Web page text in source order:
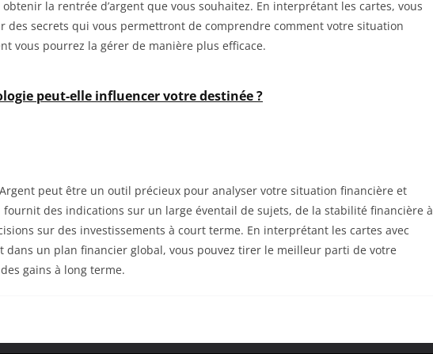
la rentrée d’argent que vous souhaitez. En interprétant les cartes, vous
des secrets qui vous permettront de comprendre comment votre situation
vous pourrez la gérer de manière plus efficace.
peut-elle influencer votre destinée ?
peut être un outil précieux pour analyser votre situation financière et
des indications sur un large éventail de sujets, de la stabilité financière à
sur des investissements à court terme. En interprétant les cartes avec
dans un plan financier global, vous pouvez tirer le meilleur parti de votre
gains à long terme.